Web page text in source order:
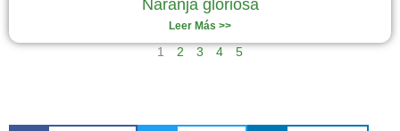
Naranja gloriosa
Leer Más >>
1 2 3 4 5